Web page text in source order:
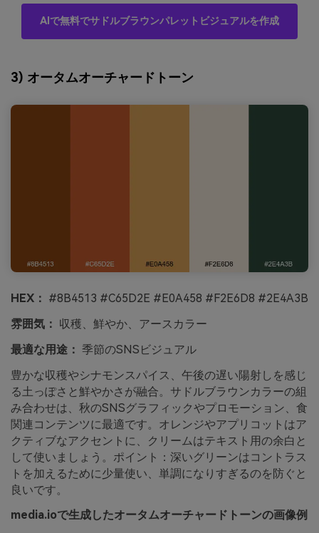
AIで無料でサドルブラウンパレットビジュアルを作成
3) オータムオーチャードトーン
HEX： #8B4513 #C65D2E #E0A458 #F2E6D8 #2E4A3B
雰囲気： 収穫、鮮やか、アースカラー
最適な用途： 季節のSNSビジュアル
豊かな収穫やシナモンスパイス、午後の遅い陽射しを感じ
る土っぽさと鮮やかさが融合。サドルブラウンカラーの組
み合わせは、秋のSNSグラフィックやプロモーション、食
関連コンテンツに最適です。オレンジやアプリコットはア
クティブなアクセントに、クリームはテキスト用の余白と
して使いましょう。ポイント：深いグリーンはコントラス
トを加えるために少量使い、単調になりすぎるのを防ぐと
良いです。
media.ioで生成したオータムオーチャードトーンの画像例